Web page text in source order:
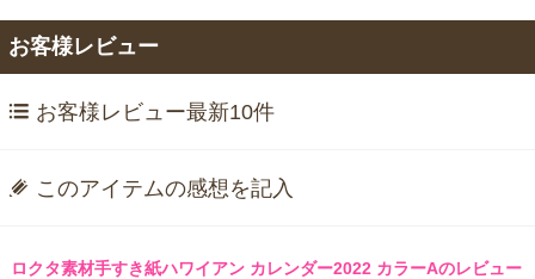
お客様レビュー
お客様レビュー最新10件
このアイテムの感想を記入
ロクタ素材手すき紙ハワイアン カレンダー2022 カラーAのレビュー